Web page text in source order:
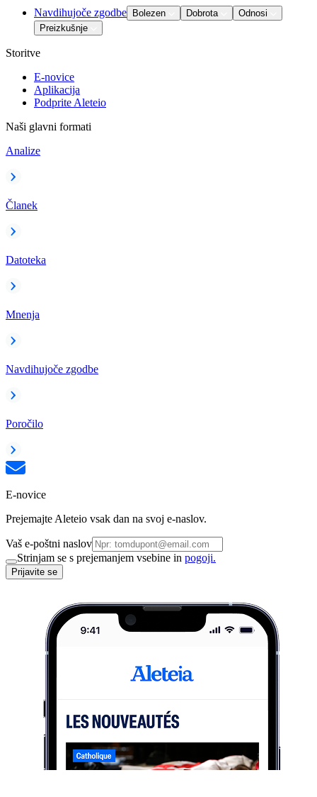
Navdihujoče zgodbe Bolezen Dobrota
Odnosi
Preizkušnje
Storitve
E-novice
Aplikacija
Podprite Aleteio
Naši glavni formati
Analize
Članek
Datoteka
Mnenja
Navdihujoče zgodbe
Poročilo
E-novice
Prejemajte Aleteio vsak dan na svoj e-naslov.
Vaš e-poštni naslov
Strinjam se s prejemanjem vsebine in pogoji.
Prijavite se